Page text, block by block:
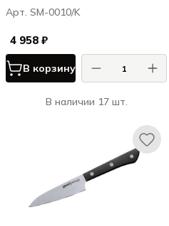
MO-V" овощной 90 мм, G-10
Арт. SM-0010/K
4 958 ₽
В корзину
В наличии 17 шт.